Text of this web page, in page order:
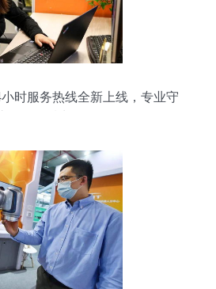
时服务热线全新上线，专业守